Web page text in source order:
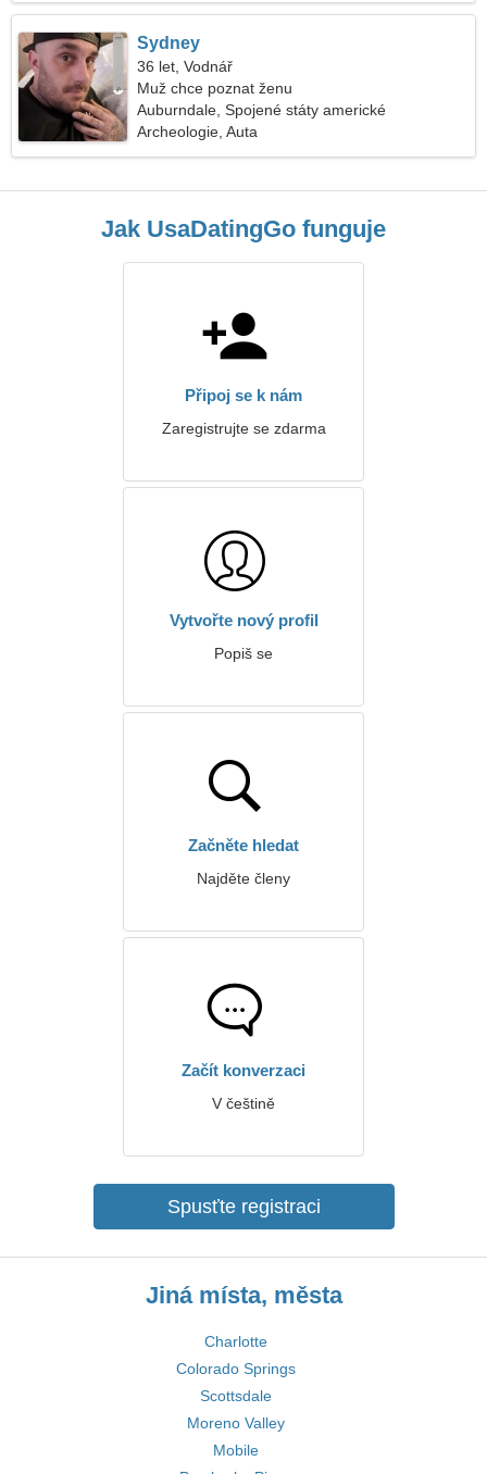
Sydney
36 let, Vodnář
Muž chce poznat ženu
Auburndale, Spojené státy americké
Archeologie, Auta
Jak UsaDatingGo funguje
Připoj se k nám
Zaregistrujte se zdarma
Vytvořte nový profil
Popiš se
Začněte hledat
Najděte členy
Začít konverzaci
V češtině
Spusťte registraci
Jiná místa, města
Charlotte
Colorado Springs
Scottsdale
Moreno Valley
Mobile